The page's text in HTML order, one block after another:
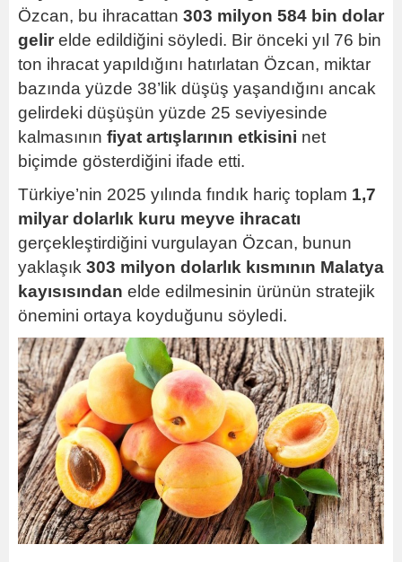
Özcan, bu ihracattan 303 milyon 584 bin dolar
gelir elde edildiğini söyledi. Bir önceki yıl 76 bin
ton ihracat yapıldığını hatırlatan Özcan, miktar
bazında yüzde 38’lik düşüş yaşandığını ancak
gelirdeki düşüşün yüzde 25 seviyesinde
kalmasının fiyat artışlarının etkisini net
biçimde gösterdiğini ifade etti.
Türkiye’nin 2025 yılında fındık hariç toplam 1,7
milyar dolarlık kuru meyve ihracatı
gerçekleştirdiğini vurgulayan Özcan, bunun
yaklaşık 303 milyon dolarlık kısmının Malatya
kayısısından elde edilmesinin ürünün stratejik
önemini ortaya koyduğunu söyledi.